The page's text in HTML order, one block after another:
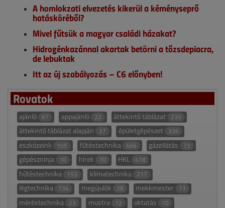
A homlokzati elvezetés kikerül a kéményseprő
hatásköréből?
Mivel fűtsük a magyar családi házakat?
Hidrogénkazánnal akartak betörni a tőzsdepiacra,
de lebuktak
Itt az új szabályozás – C6 előnyben!
Rovatok
ajánló 67 appajánló 22 áttekintő táblázat 235
áttekintő táblázat alapján 27 épületgépészet 336
eszközeink 105 fűtéstechnika 466 gázellátás 73
gépészninja 10 hírek 70 HKL 478
hűtéstechnika 153 klímatechnika 217
légtechnika 134 megújulók 28 mekkmester 73
méréstechnika 23 mustra 12 oktatás 10